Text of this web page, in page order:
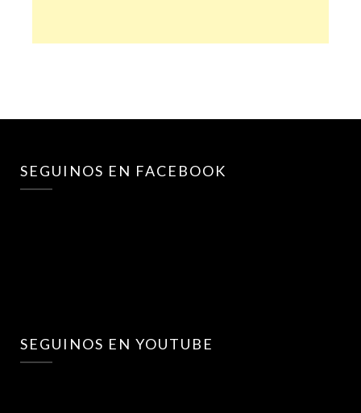
SEGUINOS EN FACEBOOK
SEGUINOS EN YOUTUBE